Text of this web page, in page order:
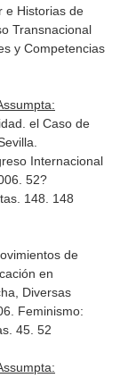
e Historias de
Transnacional
y Competencias
el Caso de
Internacional
52?
148. 148
de
en
Diversas
Feminismo:
45. 52